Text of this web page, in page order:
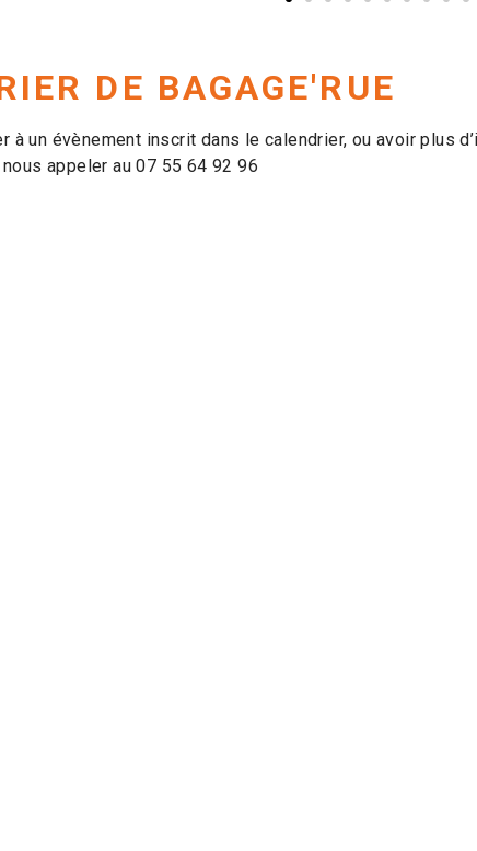
DE BAGAGE'RUE
à un évènement inscrit dans le calendrier, ou avoir plus
appeler au 07 55 64 92 96